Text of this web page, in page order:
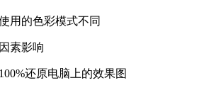
成型，精准孔位，贴合原机机身设
用的色彩模式不同
素影响
还原电脑上的效果图